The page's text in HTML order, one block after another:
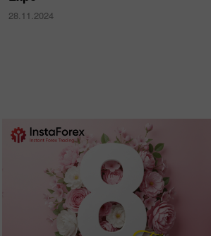
28.11.2024
Щасливий депозит Бонус 30%